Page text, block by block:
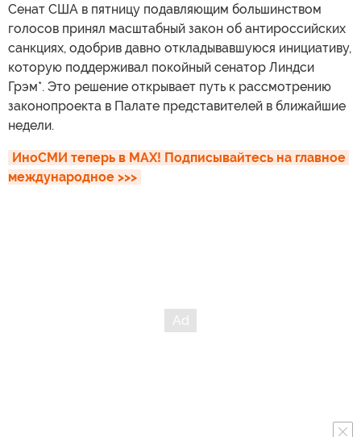
Сенат США в пятницу подавляющим большинством
голосов принял масштабный закон об антироссийских
санкциях, одобрив давно откладывавшуюся инициативу,
которую поддерживал покойный сенатор Линдси
Грэм*. Это решение открывает путь к рассмотрению
законопроекта в Палате представителей в ближайшие
недели.
ИноСМИ теперь в MAX! Подписывайтесь на главное
международное >>>